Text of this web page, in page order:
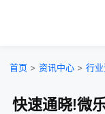
首页 > 资讯中心 > 行业
快速通晓!微